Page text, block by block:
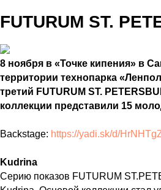
FUTURUM ST.
8 ноября в «Точке кипения» в
территории технопарка
третий FUTURUM ST.
коллекции представили 15
Backstage: https://yadi.sk/d/
Kudrina
Серию показов FUTURUM